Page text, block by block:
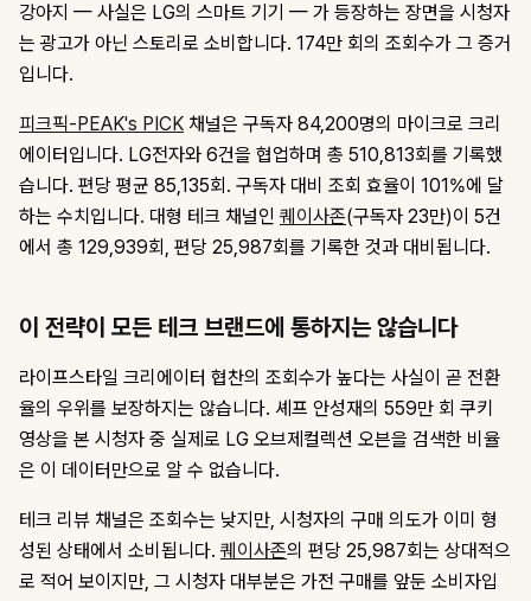
강아지 — 사실은 LG의 스마트 기기 — 가 등장하는 장면을 시청자
는 광고가 아닌 스토리로 소비합니다. 174만 회의 조회수가 그 증거
입니다.
피크픽-PEAK's PICK 채널은 구독자 84,200명의 마이크로 크리
에이터입니다. LG전자와 6건을 협업하며 총 510,813회를 기록했
습니다. 편당 평균 85,135회. 구독자 대비 조회 효율이 101%에 달
하는 수치입니다. 대형 테크 채널인 퀘이사존(구독자 23만)이 5건
에서 총 129,939회, 편당 25,987회를 기록한 것과 대비됩니다.
이 전략이 모든 테크 브랜드에 통하지는 않습니다
라이프스타일 크리에이터 협찬의 조회수가 높다는 사실이 곧 전환
율의 우위를 보장하지는 않습니다. 셰프 안성재의 559만 회 쿠키
영상을 본 시청자 중 실제로 LG 오브제컬렉션 오븐을 검색한 비율
은 이 데이터만으로 알 수 없습니다.
테크 리뷰 채널은 조회수는 낮지만, 시청자의 구매 의도가 이미 형
성된 상태에서 소비됩니다. 퀘이사존의 편당 25,987회는 상대적으
로 적어 보이지만, 그 시청자 대부분은 가전 구매를 앞둔 소비자입